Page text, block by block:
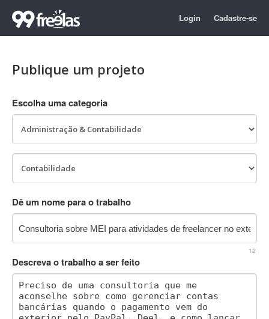
Login Cadastre-se
Publique um projeto
Escolha uma categoria
Dê um nome para o trabalho
12
Descreva o trabalho a ser feito